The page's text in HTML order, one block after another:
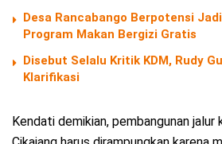
Desa Rancabango Berpotensi
Program Makan Bergizi Gratis
Disebut Selalu Kritik KDM, Rudy
Klarifikasi
Kendati demikian, pembangunan jalur